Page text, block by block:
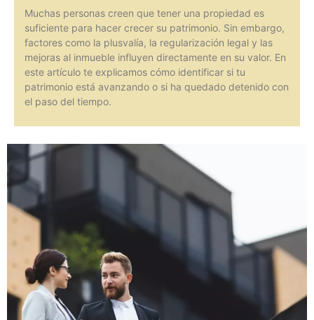
Muchas personas creen que tener una propiedad es
suficiente para hacer crecer su patrimonio. Sin embargo,
factores como la plusvalía, la regularización legal y las
mejoras al inmueble influyen directamente en su valor. En
este artículo te explicamos cómo identificar si tu
patrimonio está avanzando o si ha quedado detenido con
el paso del tiempo.